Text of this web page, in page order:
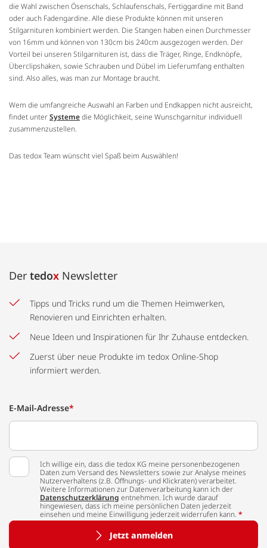
die Wahl zwischen Ösenschals, Schlaufenschals, Fertiggardine mit Band
oder auch Fadengardine. Alle diese Produkte können mit unseren
Stilgarnituren kombiniert werden. Die Stangen haben einen Durchmesser
von 16mm und können von 130cm bis 240cm ausgezogen werden. Der
Vorteil bei unseren Stilgarnituren ist, dass die Träger, Ringe, Endknöpfe,
Überclipshaken, sowie Schrauben und Dübel im Lieferumfang enthalten
sind. Also alles, was man zur Montage braucht.
Wem die umfangreiche Auswahl an Farben und Endkappen nicht ausreicht,
findet unterSystemedie Möglichkeit, seine Wunschgarnitur individuell
zusammenzustellen.
Das tedox Team wünscht viel Spaß beim Auswählen!
Der tedox Newsletter
Tipps und Tricks rund um die Themen Heimwerken,
Renovieren und Einrichten erhalten.
Neue Ideen und Inspirationen für Ihr Zuhause entdecken.
Zuerst über neue Produkte im tedox Online-Shop
informiert werden.
E-Mail-Adresse*
Ich willige ein, dass die tedox KG meine personenbezogenen
Daten zum Versand des Newsletters sowie zur Analyse meines
Nutzerverhaltens (z.B. Öffnungs- und Klickraten) verarbeitet.
Weitere Informationen zur Datenverarbeitung kann ich der
Datenschutzerklärung entnehmen. Ich wurde darauf
hingewiesen, dass ich meine persönlichen Daten jederzeit
einsehen und meine Einwilligung jederzeit widerrufen kann. *
Jetzt anmelden